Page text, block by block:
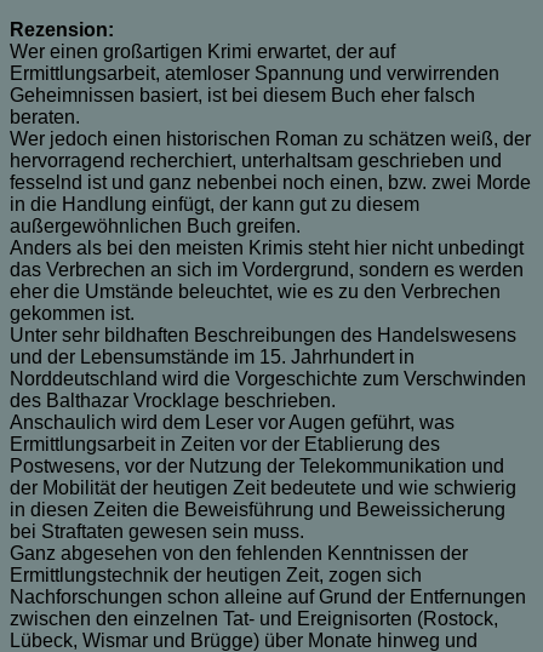
Rezension:
Wer einen großartigen Krimi erwartet, der auf
Ermittlungsarbeit, atemloser Spannung und verwirrenden
Geheimnissen basiert, ist bei diesem Buch eher falsch
beraten.
Wer jedoch einen historischen Roman zu schätzen weiß, der
hervorragend recherchiert, unterhaltsam geschrieben und
fesselnd ist und ganz nebenbei noch einen, bzw. zwei Morde
in die Handlung einfügt, der kann gut zu diesem
außergewöhnlichen Buch greifen.
Anders als bei den meisten Krimis steht hier nicht unbedingt
das Verbrechen an sich im Vordergrund, sondern es werden
eher die Umstände beleuchtet, wie es zu den Verbrechen
gekommen ist.
Unter sehr bildhaften Beschreibungen des Handelswesens
und der Lebensumstände im 15. Jahrhundert in
Norddeutschland wird die Vorgeschichte zum Verschwinden
des Balthazar Vrocklage beschrieben.
Anschaulich wird dem Leser vor Augen geführt, was
Ermittlungsarbeit in Zeiten vor der Etablierung des
Postwesens, vor der Nutzung der Telekommunikation und
der Mobilität der heutigen Zeit bedeutete und wie schwierig
in diesen Zeiten die Beweisführung und Beweissicherung
bei Straftaten gewesen sein muss.
Ganz abgesehen von den fehlenden Kenntnissen der
Ermittlungstechnik der heutigen Zeit, zogen sich
Nachforschungen schon alleine auf Grund der Entfernungen
zwischen den einzelnen Tat- und Ereignisorten (Rostock,
Lübeck, Wismar und Brügge) über Monate hinweg und